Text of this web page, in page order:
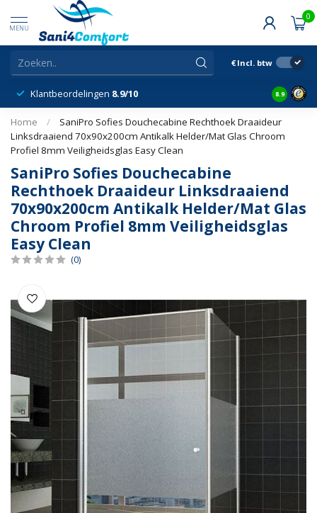
MENU
0
€ Incl. btw
Klantbeordelingen 8.9/10 8.9
Home /
SaniPro Sofies Douchecabine Rechthoek Draaideur
Linksdraaiend 70x90x200cm Antikalk Helder/Mat Glas Chroom
Profiel 8mm Veiligheidsglas Easy Clean
SaniPro Sofies Douchecabine
Rechthoek Draaideur Linksdraaiend
70x90x200cm Antikalk Helder/Mat Glas
Chroom Profiel 8mm Veiligheidsglas
Easy Clean
(0)